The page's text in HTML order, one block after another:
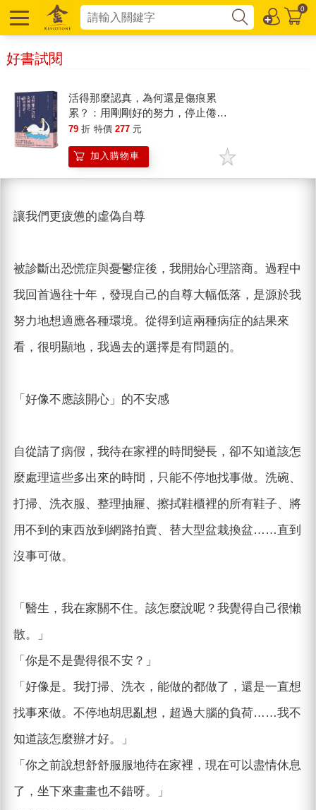
0
好書試閱
活得那麼認真，為何還是傷痕累
累？：用剛剛好的努力，停止倦怠
循環，找回人生的平衡
79 折 特價 277 元
加入購物車
讓我們更疲憊的虛偽自尊
被診斷出恐慌症與憂鬱症後，我開始心理諮商。過程中
我回首過往十年，發現自己的自尊大幅低落，是源於我
努力地想適應各種環境。從得到這兩種病症的結果來
看，很明顯地，我過去的選擇是有問題的。
「好像不應該開心」的不安感
自從請了病假，我待在家裡的時間變長，卻不知道該怎
麼處理這些多出來的時間，只能不停地找事做。洗碗、
打掃、洗衣服、整理抽屜、擦拭鞋櫃裡的所有鞋子、將
用不到的東西放到網路拍賣、替大型盆栽換盆……直到
沒事可做。
「醫生，我在家關不住。該怎麼說呢？我覺得自己很懶
散。」
「你是不是覺得很不安？」
「好像是。我打掃、洗衣，能做的都做了，還是一直想
找事來做。不停地胡思亂想，超過大腦的負荷……我不
知道該怎麼辦才好。」
「你之前說想舒舒服服地待在家裡，現在可以盡情休息
了，坐下來畫畫也不錯呀。」